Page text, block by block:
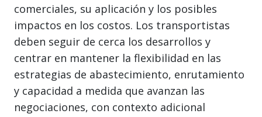
comerciales, su aplicación y los posibles
impactos en los costos. Los transportistas
deben seguir de cerca los desarrollos y
centrar en mantener la flexibilidad en las
estrategias de abastecimiento, enrutamiento
y capacidad a medida que avanzan las
negociaciones, con contexto adicional